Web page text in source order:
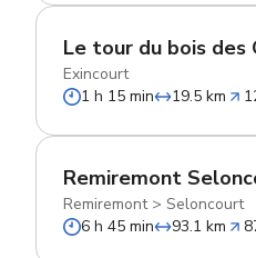
Le tour du bois des
Exincourt
1 h 15 min
19.5 km
Remiremont
Remiremont> Seloncourt
6 h 45 min
93.1 km